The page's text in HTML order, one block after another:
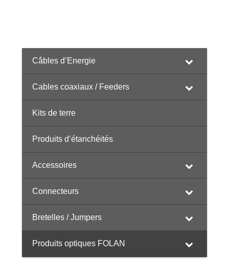
Câbles d’Energie
Cables coaxiaux / Feeders
Kits de terre
Produits d’étanchéités
Accessoires
Connecteurs
Bretelles / Jumpers
Produits optiques FOLAN